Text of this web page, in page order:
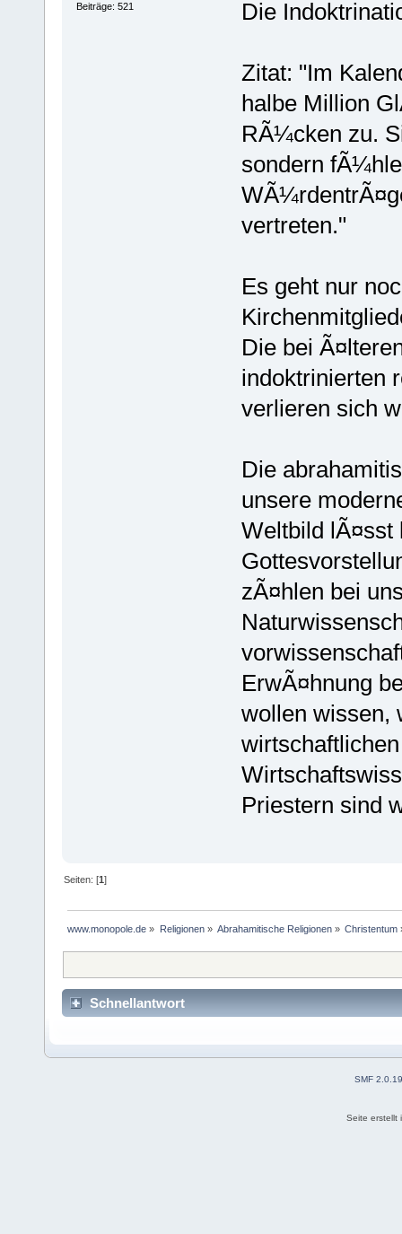
Beiträge: 521
Die
Zitat: "Im
halbe Million
RÃ¼cken zu.
sondern
vertreten."
Es geht nur
Die bei
indoktrinierten
verlieren sich
Die
unsere
Weltbild
zÃ¤hlen bei
ErwÃ¤hnung
wollen wissen,
Priestern sind
Seiten: [1]
www.monopole.de » Religionen» Abrahamitische Religionen» Christentum
Schnellantwort
SMF 2.0.19
Seite erstellt